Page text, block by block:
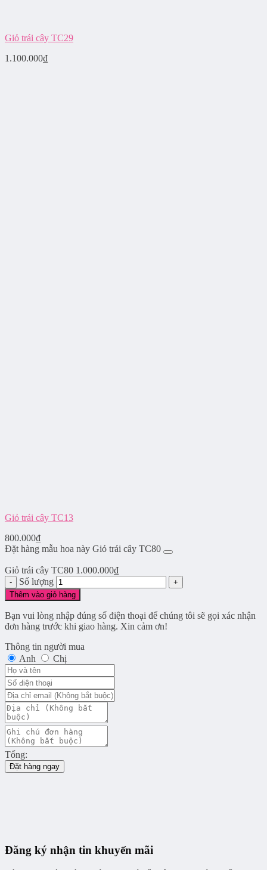
Giỏ trái cây TC29
1.100.000₫
Giỏ trái cây TC13
800.000₫
Đặt hàng mẫu hoa này Giỏ trái cây TC80
Giỏ trái cây TC80 1.000.000₫
Số lượng
Thêm vào giỏ hàng
Bạn vui lòng nhập đúng số điện thoại để chúng tôi sẽ gọi xác nhận
đơn hàng trước khi giao hàng. Xin cảm ơn!
Thông tin người mua
Anh
Chị
Tổng:
Đặt hàng ngay
Đăng ký nhận tin khuyến mãi